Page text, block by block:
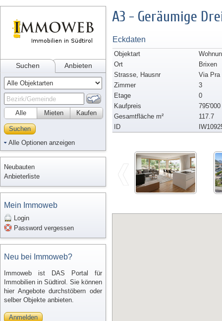
Suchen Anbieten
Alle Kaufen
Mieten
Suchen
Alle Optionen anzeigen
Neubauten
Anbieterliste
Mein Immoweb
Login
Password vergessen
Neu bei Immoweb?
Immoweb ist DAS Portal für
Immobilien in Südtirol. Sie können
hier Angebote durchstöbern oder
selber Objekte anbieten.
Anmelden
A3 - Geräumige
Eckdaten
Objektart
Ort
Brixen
Strasse, Hausnr
Via Pra
Zimmer
3
Etage
0
Kaufpreis
795'000
Gesamtfläche m²
117.7
ID